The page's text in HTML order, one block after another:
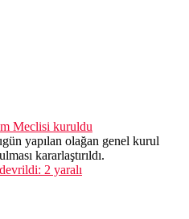
Meclisi kuruldu
yapılan olağan genel kurul
kararlaştırıldı.